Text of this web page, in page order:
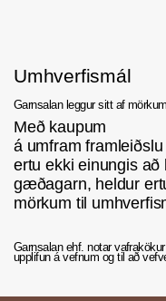
Umhverfismál
Garnsalan leggur sitt af
Með kaupum
á umfram
ertu ekki einungis að
gæðagarn, heldur
mörkum til
Garnsalan ehf. notar
upplifun á vefnum og til að